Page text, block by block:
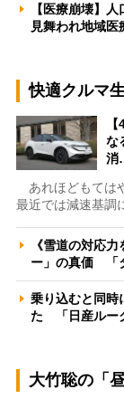
【医療崩壊】
見舞われ地域
快適クルマ
な
消
あれほどもては
最近では減速基調
《雪道の対応
ー」の真価 「
乗り込むと同時
た 「日産ルー
大竹聡の「